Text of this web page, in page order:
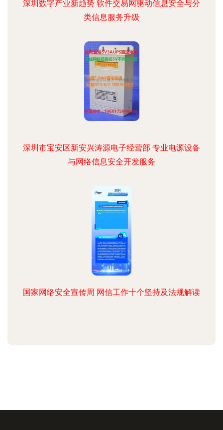
深圳数字产业新趋势 软件交易网驱动信息安全与分
类信息服务升级
深圳市宝安区新安兴涛源电子经营部 专业电源设备
与网络信息安全开发服务
国家网络安全宣传周 网信工作十个坚持及法规解读